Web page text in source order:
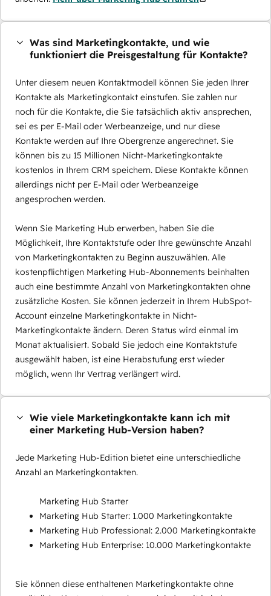
Was sind Marketingkontakte, und wie
funktioniert die Preisgestaltung für Kontakte?
Unter diesem neuen Kontaktmodell können Sie jeden Ihrer
Kontakte als Marketingkontakt einstufen. Sie zahlen nur
noch für die Kontakte, die Sie tatsächlich aktiv ansprechen,
sei es per E-Mail oder Werbeanzeige, und nur diese
Kontakte werden auf Ihre Obergrenze angerechnet. Sie
können bis zu 15 Millionen Nicht-Marketingkontakte
kostenlos in Ihrem CRM speichern. Diese Kontakte können
allerdings nicht per E-Mail oder Werbeanzeige
angesprochen werden.
Wenn Sie Marketing Hub erwerben, haben Sie die
Möglichkeit, Ihre Kontaktstufe oder Ihre gewünschte Anzahl
von Marketingkontakten zu Beginn auszuwählen. Alle
kostenpflichtigen Marketing Hub-Abonnements beinhalten
auch eine bestimmte Anzahl von Marketingkontakten ohne
zusätzliche Kosten. Sie können jederzeit in Ihrem HubSpot-
Account einzelne Marketingkontakte in Nicht-
Marketingkontakte ändern. Deren Status wird einmal im
Monat aktualisiert. Sobald Sie jedoch eine Kontaktstufe
ausgewählt haben, ist eine Herabstufung erst wieder
möglich, wenn Ihr Vertrag verlängert wird.
Wie viele Marketingkontakte kann ich mit
einer Marketing Hub-Version haben?
Jede Marketing Hub-Edition bietet eine unterschiedliche
Anzahl an Marketingkontakten.
Marketing Hub Starter
Marketing Hub Starter: 1.000 Marketingkontakte
Marketing Hub Professional: 2.000 Marketingkontakte
Marketing Hub Enterprise: 10.000 Marketingkontakte
Sie können diese enthaltenen Marketingkontakte ohne